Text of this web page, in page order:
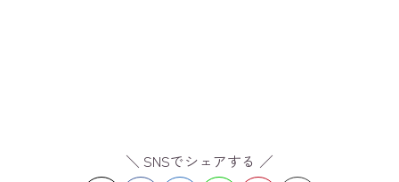
＼ SNSでシェアする ／